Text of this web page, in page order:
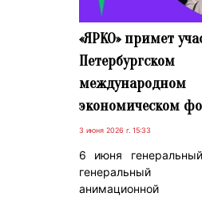
«ЯРКО» примет
Петербургском
международном
экономическом
3 июня 2026 г. 15:33
6 июня
генеральный
анимационной